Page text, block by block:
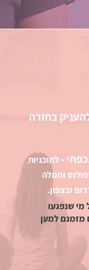
בחזרה
- לתוכניות
וחמלה
ובצפון.
מי שנפגעו
מזמנם למען